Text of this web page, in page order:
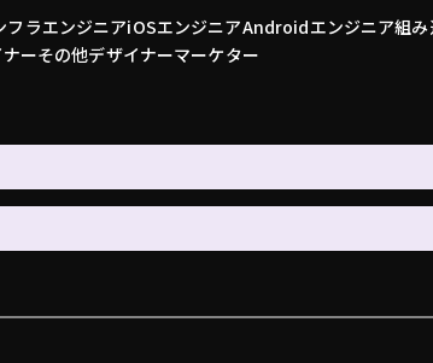
フラエンジニアiOSエンジニアAndroidエンジニア組
ーその他デザイナーマーケター